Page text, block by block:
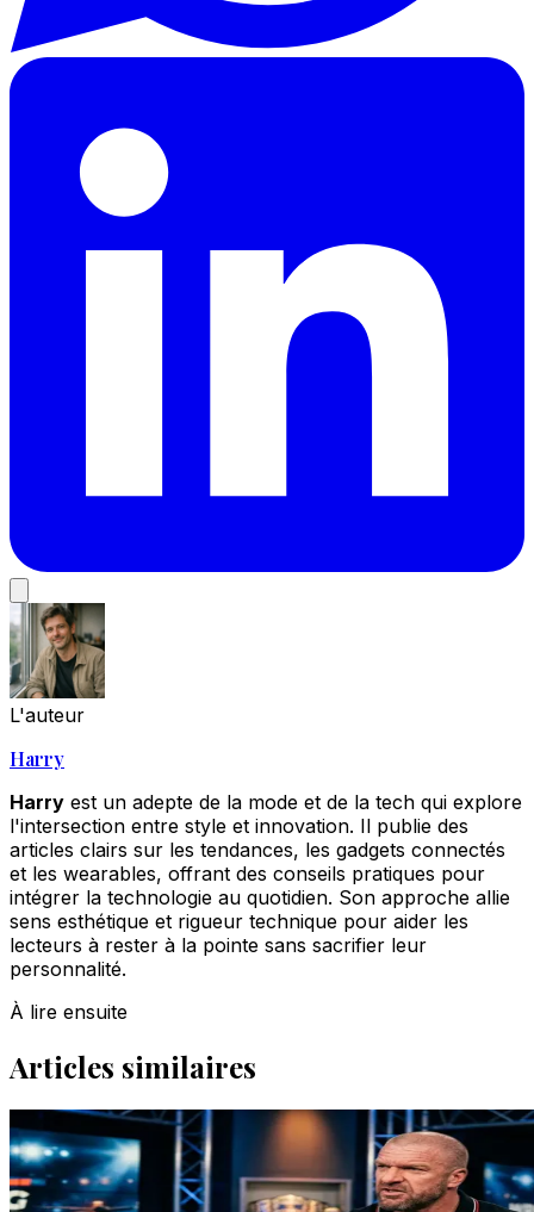
L'auteur
Harry
Harry est un adepte de la mode et de la tech qui explore
l'intersection entre style et innovation. Il publie des
articles clairs sur les tendances, les gadgets connectés
et les wearables, offrant des conseils pratiques pour
intégrer la technologie au quotidien. Son approche allie
sens esthétique et rigueur technique pour aider les
lecteurs à rester à la pointe sans sacrifier leur
personnalité.
À lire ensuite
Articles similaires